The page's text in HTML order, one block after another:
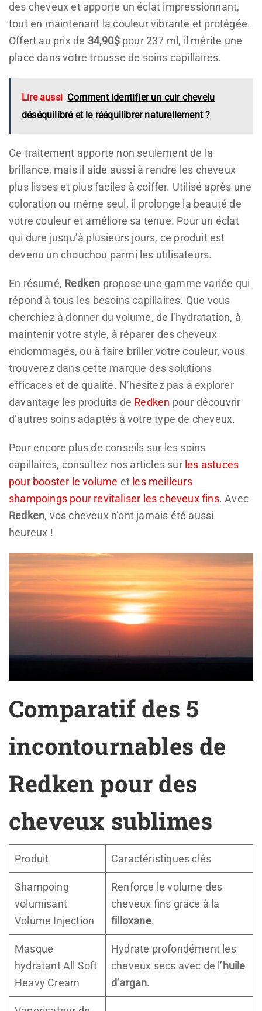
des cheveux et apporte un éclat impressionnant,
tout en maintenant la couleur vibrante et protégée.
Offert au prix de 34,90$pour 237 ml, il mérite une
place dans votre trousse de soins capillaires.
Lire aussi Comment identifier un cuir chevelu
déséquilibré et le rééquilibrer naturellement ?
Ce traitement apporte non seulement de la
brillance, mais il aide aussi à rendre les cheveux
plus lisses et plus faciles à coiffer. Utilisé après une
coloration ou même seul, il prolonge la beauté de
votre couleur et améliore sa tenue. Pour un éclat
qui dure jusqu’à plusieurs jours, ce produit est
devenu un chouchou parmi les utilisateurs.
En résumé, Redken propose une gamme variée qui
répond à tous les besoins capillaires. Que vous
cherchiez à donner du volume, de l’hydratation, à
maintenir votre style, à réparer des cheveux
endommagés, ou à faire briller votre couleur, vous
trouverez dans cette marque des solutions
efficaces et de qualité. N’hésitez pas à explorer
davantage les produits de Redken pour découvrir
d’autres soins adaptés à votre type de cheveux.
Pour encore plus de conseils sur les soins
capillaires, consultez nos articles sur les astuces
pour booster le volume et les meilleurs
shampoings pour revitaliser les cheveux fins. Avec
Redken, vos cheveux n’ont jamais été aussi
heureux !
Comparatif des 5
incontournables de
Redken pour des
cheveux sublimes
Produit Caractéristiques clés
Shampoing
volumisant
Volume Injection
Renforce le volume des
cheveux fins grâce à la
filloxane.
Masque
hydratant All Soft
Heavy Cream
Hydrate profondément les
cheveux secs avec de l’huile
d’argan.